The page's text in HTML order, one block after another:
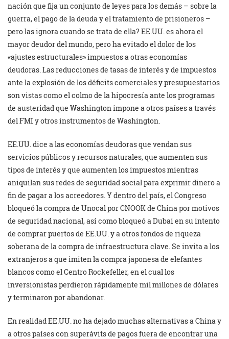
nación que fija un conjunto de leyes para los demás – sobre la
guerra, el pago de la deuda y el tratamiento de prisioneros –
pero las ignora cuando se trata de ella? EE.UU. es ahora el
mayor deudor del mundo, pero ha evitado el dolor de los
«ajustes estructurales» impuestos a otras economías
deudoras. Las reducciones de tasas de interés y de impuestos
ante la explosión de los déficits comerciales y presupuestarios
son vistas como el colmo de la hipocresía ante los programas
de austeridad que Washington impone a otros países a través
del FMI y otros instrumentos de Washington.
EE.UU. dice a las economías deudoras que vendan sus
servicios públicos y recursos naturales, que aumenten sus
tipos de interés y que aumenten los impuestos mientras
aniquilan sus redes de seguridad social para exprimir dinero a
fin de pagar a los acreedores. Y dentro del país, el Congreso
bloqueó la compra de Unocal por CNOOK de China por motivos
de seguridad nacional, así como bloqueó a Dubai en su intento
de comprar puertos de EE.UU. y a otros fondos de riqueza
soberana de la compra de infraestructura clave. Se invita a los
extranjeros a que imiten la compra japonesa de elefantes
blancos como el Centro Rockefeller, en el cual los
inversionistas perdieron rápidamente mil millones de dólares
y terminaron por abandonar.
En realidad EE.UU. no ha dejado muchas alternativas a China y
a otros países con superávits de pagos fuera de encontrar una